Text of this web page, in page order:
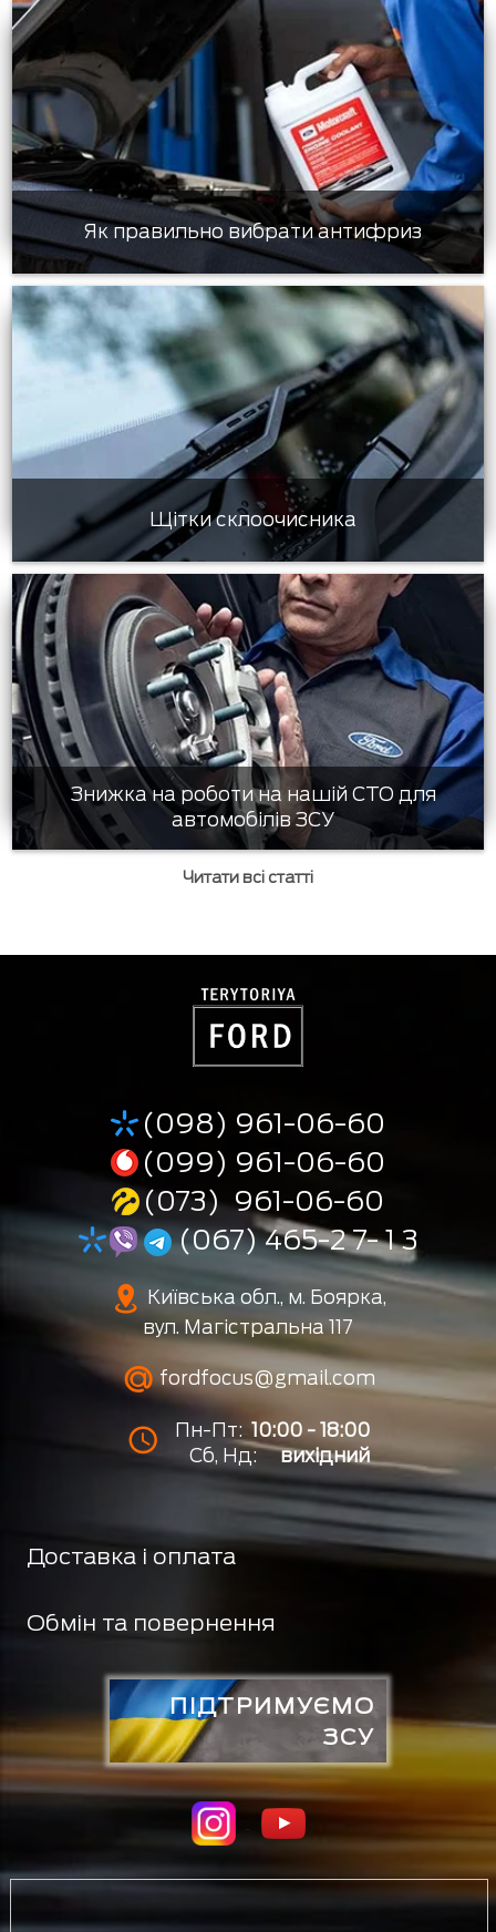
Як правильно вибрати антифриз
Щітки склоочисника
Знижка на роботи на нашій СТО для
автомобілів ЗСУ
Читати всі статті
(098) 961-06-60
(099) 961-06-60
(073) 961-06-60
(067) 465-2 7- 1 3
Київська обл., м. Боярка,
вул. Магістральна 117
fordfocus@gmail.com
Пн-Пт: 10:00 - 18:00
Сб, Нд:
вихідний
Доставка і оплата
Обмін та повернення
ПІДТРИМУЄМО
ЗСУ